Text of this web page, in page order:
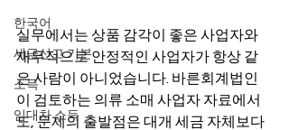
한국어
세금신고 기본
소득
임대차 소득
실무에서는 상품 감각이 좋은 사업자와
재무적으로 안정적인 사업자가 항상 같
은 사람이 아니었습니다. 바른회계법인
이 검토하는 의류 소매 사업자 자료에서
도, 문제의 출발점은 대개 세금 자체보다